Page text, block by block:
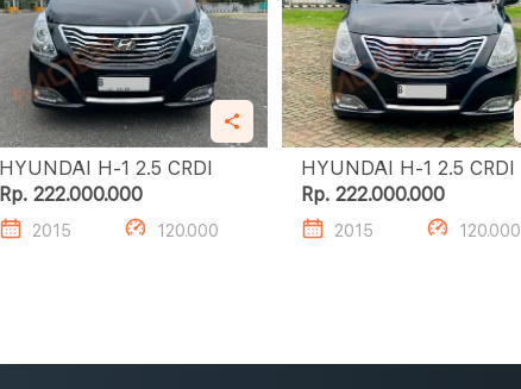
HYUNDAI H-1 2.5 CRDI
Rp. 222.000.000
2015 120.000
HYUNDAI H-1 2.5 CRDI
Rp. 222.000.000
2015 120.000